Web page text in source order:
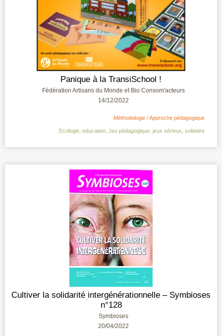
Panique à la TransiSchool !
Fédération Artisans du Monde et Bio Consom'acteurs
14/12/2022
Méthodologie / Approche pédagogique
Ecologie education Jeu pédagogique jeux sérieux solidaire
Cultiver la solidarité intergénérationnelle – Symbioses
n°128
Symbioses
20/04/2022